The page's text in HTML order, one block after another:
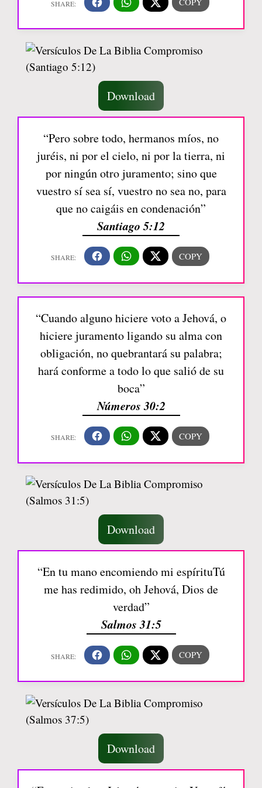
Download
“Pero sobre todo, hermanos míos, no
juréis, ni por el cielo, ni por la tierra, ni
por ningún otro juramento; sino que
vuestro sí sea sí, vuestro no sea no, para
que no caigáis en condenación”
Santiago 5:12
“Cuando alguno hiciere voto a Jehová, o
hiciere juramento ligando su alma con
obligación, no quebrantará su palabra;
hará conforme a todo lo que salió de su
boca”
Números 30:2
Download
“En tu mano encomiendo mi espírituTú
me has redimido, oh Jehová, Dios de
verdad”
Salmos 31:5
Download